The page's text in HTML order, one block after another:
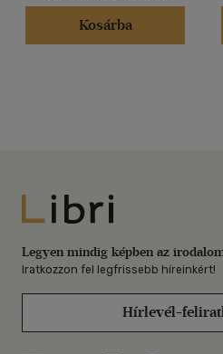
Kosárba
Libri
Legyen mindig képben az
Iratkozzon fel legfrissebb híreinkért!
Hírlevél-